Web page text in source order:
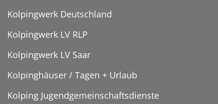
Kolpingwerk Deutschland
Kolpingwerk LV RLP
Kolpingwerk LV Saar
Kolpinghäuser / Tagen + Urlaub
Kolping Jugendgemeinschaftsdienste